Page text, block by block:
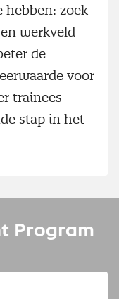
hebben: zoek
werkveld
de
voor
trainees
stap in het
Program